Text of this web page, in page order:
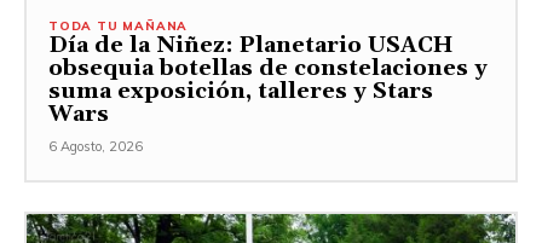
TODA TU MAÑANA
Día de la Niñez: Planetario USACH
obsequia botellas de constelaciones y
suma exposición, talleres y Stars
Wars
6 Agosto, 2026